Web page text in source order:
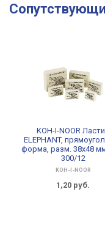
KOH-I-NOOR
ELEPHANT,
форма, разм. 38х48
300/12
KOH-I-NOOR
1,20 руб.